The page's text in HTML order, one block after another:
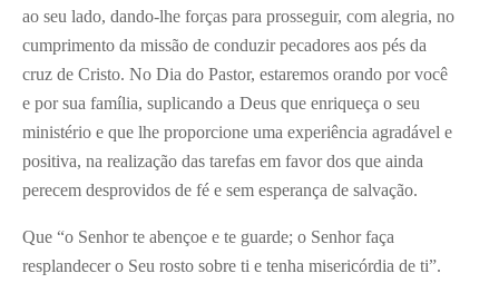
ao seu lado, dando-lhe forças para prosseguir, com alegria, no
cumprimento da missão de conduzir pecadores aos pés da
cruz de Cristo. No Dia do Pastor, estaremos orando por você
e por sua família, suplicando a Deus que enriqueça o seu
ministério e que lhe proporcione uma experiência agradável e
positiva, na realização das tarefas em favor dos que ainda
perecem desprovidos de fé e sem esperança de salvação.
Que “o Senhor te abençoe e te guarde; o Senhor faça
resplandecer o Seu rosto sobre ti e tenha misericórdia de ti”.